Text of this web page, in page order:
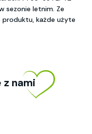
sezonie letnim. Ze
produktu, każde użyte
nami